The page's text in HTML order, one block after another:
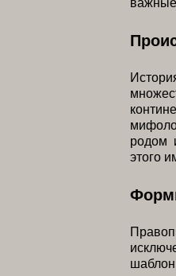
родом
этого